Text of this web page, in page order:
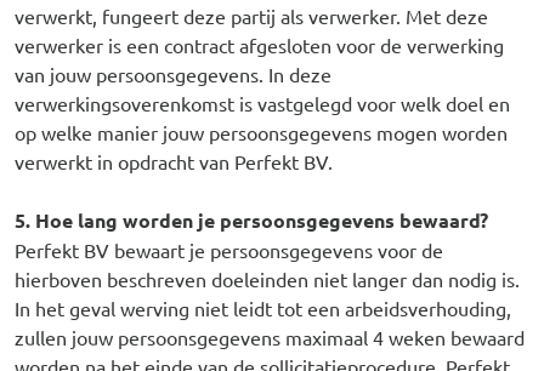
verwerkt, fungeert deze partij als verwerker. Met deze
verwerker is een contract afgesloten voor de verwerking
van jouw persoonsgegevens. In deze
verwerkingsoverenkomst is vastgelegd voor welk doel en
op welke manier jouw persoonsgegevens mogen worden
verwerkt in opdracht van Perfekt BV.
5. Hoe lang worden je persoonsgegevens bewaard?
Perfekt BV bewaart je persoonsgegevens voor de
hierboven beschreven doeleinden niet langer dan nodig is.
In het geval werving niet leidt tot een arbeidsverhouding,
zullen jouw persoonsgegevens maximaal 4 weken bewaard
worden na het einde van de sollicitatieprocedure. Perfekt